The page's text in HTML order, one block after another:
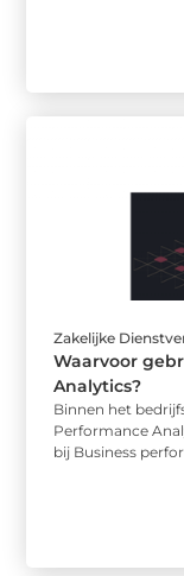
Zakelijke
Waarvoor
Analytics?
Binnen het
Performance
bij Business